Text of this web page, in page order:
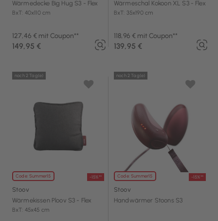
Wärmedecke Big Hug S3 - Flex
BxT: 40x110 cm
127,46 € mit Coupon**
149,95 €
Wärmeschal Kokoon XL S3 - Flex
BxT: 35x190 cm
118,96 € mit Coupon**
139,95 €
Code: Summer15 -15%**
noch 2 Tag(e)
Stoov
Wärmekissen Ploov S3 - Flex
BxT: 45x45 cm
Code: Summer15 -15%**
noch 2 Tag(e)
Stoov
Handwärmer Stoons S3